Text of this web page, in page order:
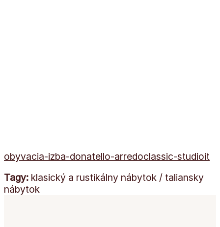
obyvacia-izba-donatello-arredoclassic-studioit
Tagy: klasický a rustikálny nábytok / taliansky
nábytok